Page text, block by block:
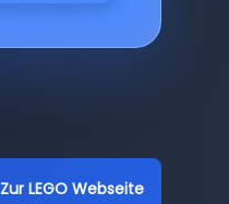
Zur LEGO Webseite